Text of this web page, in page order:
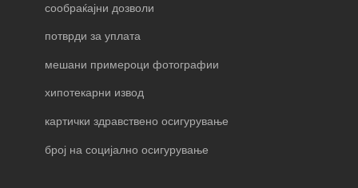
сообраќајни дозволи
потврди за уплата
мешани примероци фотографии
хипотекарни извод
картички здравствено осигурување
број на социјално осигурување